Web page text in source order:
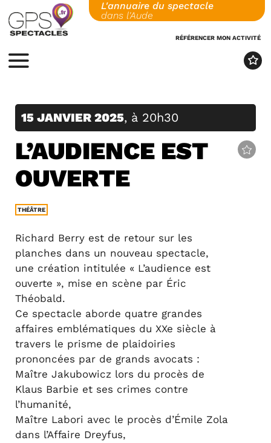
to
content
L'annuaire du spectacle
dans l'Aude
RÉFÉRENCER MON ACTIVITÉ
MENU
15 JANVIER 2025, à 20h30
L’AUDIENCE EST
OUVERTE
THÉÂTRE
Richard Berry est de retour sur les
planches dans un nouveau spectacle,
une création intitulée « L’audience est
ouverte », mise en scène par Éric
Théobald.
Ce spectacle aborde quatre grandes
affaires emblématiques du XXe siècle à
travers le prisme de plaidoiries
prononcées par de grands avocats :
Maître Jakubowicz lors du procès de
Klaus Barbie et ses crimes contre
l’humanité,
Maître Labori avec le procès d’Émile Zola
dans l’Affaire Dreyfus,